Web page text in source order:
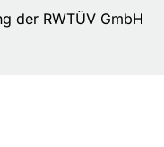
der RWTÜV GmbH